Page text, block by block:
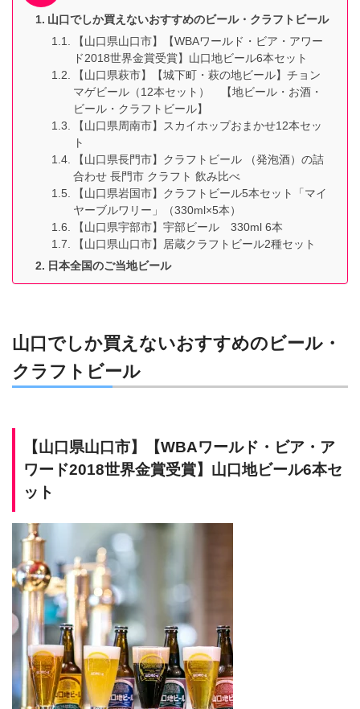
山口でしか買えないおすすめのビール・クラフトビール
【山口県山口市】【WBAワールド・ビア・アワー
ド2018世界金賞受賞】山口地ビール6本セット
【山口県萩市】【城下町・萩の地ビール】チョン
マゲビール（12本セット） 【地ビール・お酒・
ビール・クラフトビール】
【山口県周南市】スカイホップおまかせ12本セッ
ト
【山口県長門市】クラフトビール （発泡酒）の詰
合わせ 長門市 クラフト 飲み比べ
【山口県岩国市】クラフトビール5本セット「マイ
ヤーブルワリー」（330ml×5本）
【山口県宇部市】宇部ビール 330ml 6本
【山口県山口市】居蔵クラフトビール2種セット
日本全国のご当地ビール
山口でしか買えないおすすめのビール・
クラフトビール
【山口県山口市】
【WBAワールド・ビア・ア
ワード2018世界金賞受賞】山口地ビール6本セ
ット